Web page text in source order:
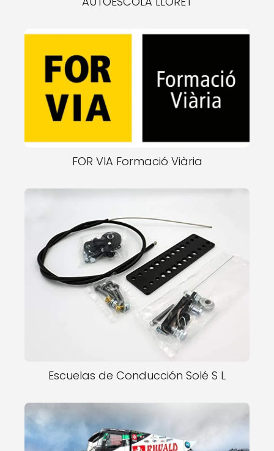
FOR VIA Formació Viària
Escuelas de Conducción Solé S L